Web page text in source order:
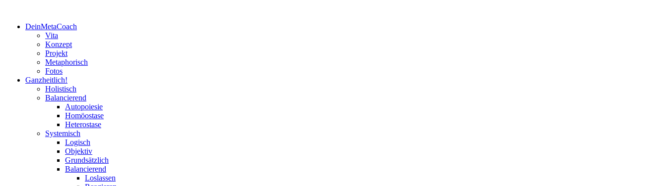
SpringeDeinMetaCoach
Vita
Konzept
Projekt
Metaphorisch
Fotos
Ganzheitlich!
Holistisch
Balancierend
Autopoiesie
Homöostase
Heterostase
Systemisch
Logisch
Objektiv
Grundsätzlich
Balancierend
Loslassen